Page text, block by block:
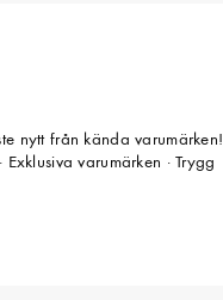
nytt från kända varumärken!
varumärken · Trygg